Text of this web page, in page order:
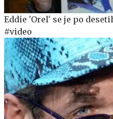
Eddie 'Orel' se je po
#video